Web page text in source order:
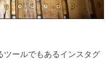
ツールでもあるインスタグ